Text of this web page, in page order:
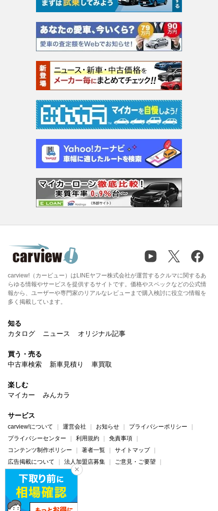
carview!（カービュー）はLINEヤフー株式会社が運営するクルマに関するあ
らゆる情報やサービスを提供するサイトです。価格やスペックなどの公式情
報から、ユーザーや専門家のリアルなレビューまで購入検討に役立つ情報を
多く掲載しています。
知る
カタログ
ニュース オリジナル記事
買う・売る
中古車検索
新車見積り 車買取
楽しむ
マイカー
みんカラ
サービス
carview!について 運営会社 お知らせ
プライバシーポリシー
プライバシーセンター
利用規約
免責事項
コンテンツ制作ポリシー
著者一覧
サイトマップ
広告掲載について
法人加盟店募集
ご意見・ご要望
ヘルプ・お問い合わせ
carview! Yahoo! JAPAN